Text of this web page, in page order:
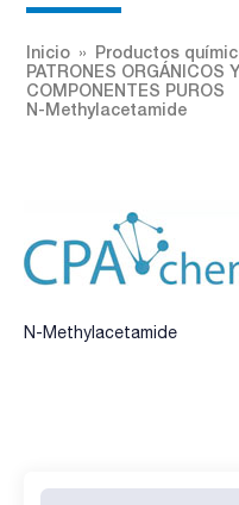
Inicio
Productos
PATRONES ORGÁNICOS
COMPONENTES PUROS
N-Methylacetamide
N-Methylacetamide